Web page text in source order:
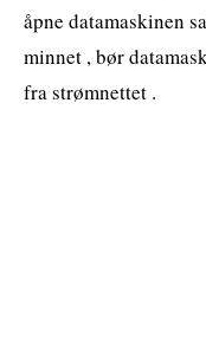
åpne datamaskinen
minnet , bør
fra strømnettet .